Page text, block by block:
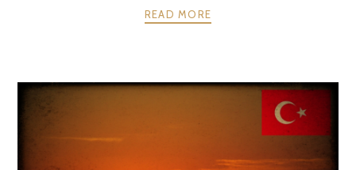
READ MORE